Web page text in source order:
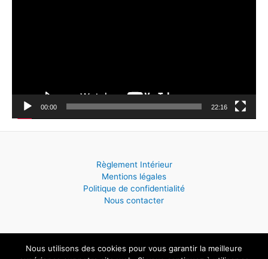
i
d
00:00 22:16
Règlement Intérieur
Mentions légales
Politique de confidentialité
Nous contacter
Nous utilisons des cookies pour vous garantir la meilleure